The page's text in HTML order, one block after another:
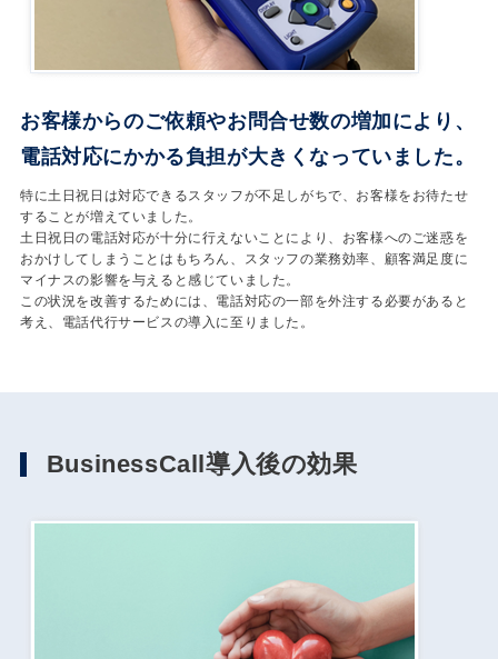
お客様からのご依頼やお問合せ数の増加により、
電話対応にかかる負担が大きくなっていました。
特に土日祝日は対応できるスタッフが不足しがちで、お客様をお待たせ
することが増えていました。
土日祝日の電話対応が十分に行えないことにより、お客様へのご迷惑を
おかけしてしまうことはもちろん、スタッフの業務効率、顧客満足度に
マイナスの影響を与えると感じていました。
この状況を改善するためには、電話対応の一部を外注する必要があると
考え、電話代行サービスの導入に至りました。
BusinessCall導入後の効果